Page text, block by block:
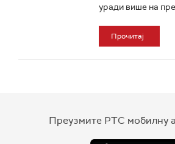
уради више на
Прочитај
Преузмите РТС мобилну